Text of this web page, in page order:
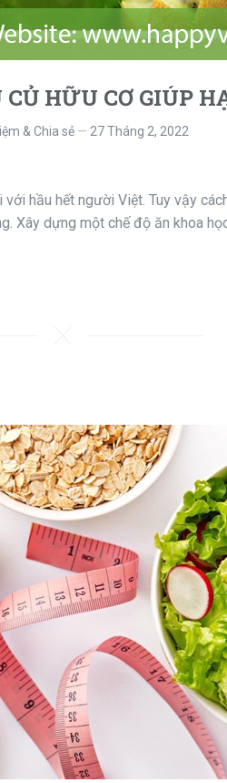
HỮU CƠ GIÚP
& Chia sẻ 27 Tháng 2, 2022
hầu hết người Việt. Tuy vậy
Xây dựng một chế độ ăn khoa